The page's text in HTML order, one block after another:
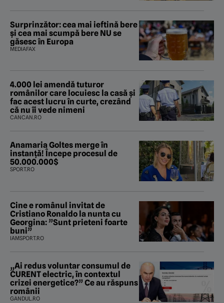
Surprinzător: cea mai ieftină bere
și cea mai scumpă bere NU se
găsesc în Europa
MEDIAFAX
4.000 lei amendă tuturor
românilor care locuiesc la casă și
fac acest lucru în curte, crezând
că nu îi vede nimeni
CANCAN.RO
Anamaria Goltes merge în
instanță! Începe procesul de
50.000.000$
SPORT.RO
Cine e românul invitat de
Cristiano Ronaldo la nunta cu
Georgina: ”Sunt prieteni foarte
buni”
IAMSPORT.RO
„Ai redus voluntar consumul de
CURENT electric, în contextul
crizei energetice?” Ce au răspuns
românii
GANDUL.RO